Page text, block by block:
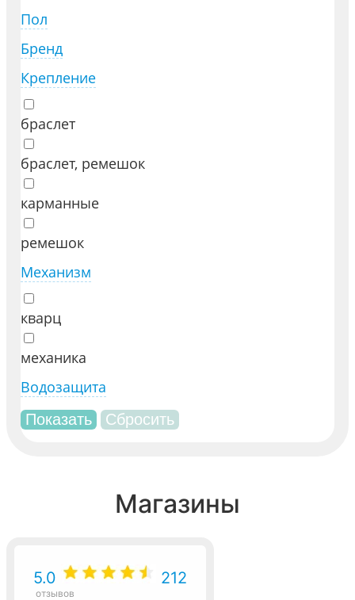
Пол
Бренд
Крепление
браслет
браслет, ремешок
карманные
ремешок
Механизм
кварц
механика
Водозащита
Магазины
5.0 212
отзывов